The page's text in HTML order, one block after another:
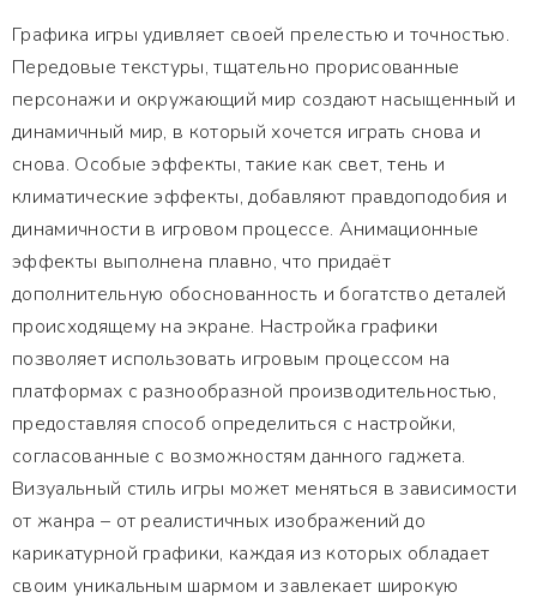
Графика игры удивляет своей прелестью и точностью.
Передовые текстуры, тщательно прорисованные
персонажи и окружающий мир создают насыщенный и
динамичный мир, в который хочется играть снова и
снова. Особые эффекты, такие как свет, тень и
климатические эффекты, добавляют правдоподобия и
динамичности в игровом процессе. Анимационные
эффекты выполнена плавно, что придаёт
дополнительную обоснованность и богатство деталей
происходящему на экране. Настройка графики
позволяет использовать игровым процессом на
платформах с разнообразной производительностью,
предоставляя способ определиться с настройки,
согласованные с возможностям данного гаджета.
Визуальный стиль игры может меняться в зависимости
от жанра – от реалистичных изображений до
карикатурной графики, каждая из которых обладает
своим уникальным шармом и завлекает широкую